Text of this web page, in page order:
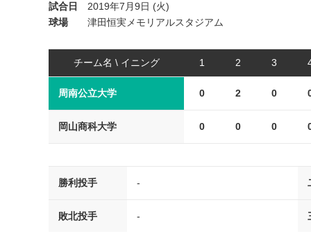
試合日
2019年7月9日 (火)
球場
津田恒実メモリアルスタジアム
チーム名 \ イニング 1 2 3
周南公立大学 0 2 0
岡山商科大学 0 0 0
勝利投手 -
敗北投手 -